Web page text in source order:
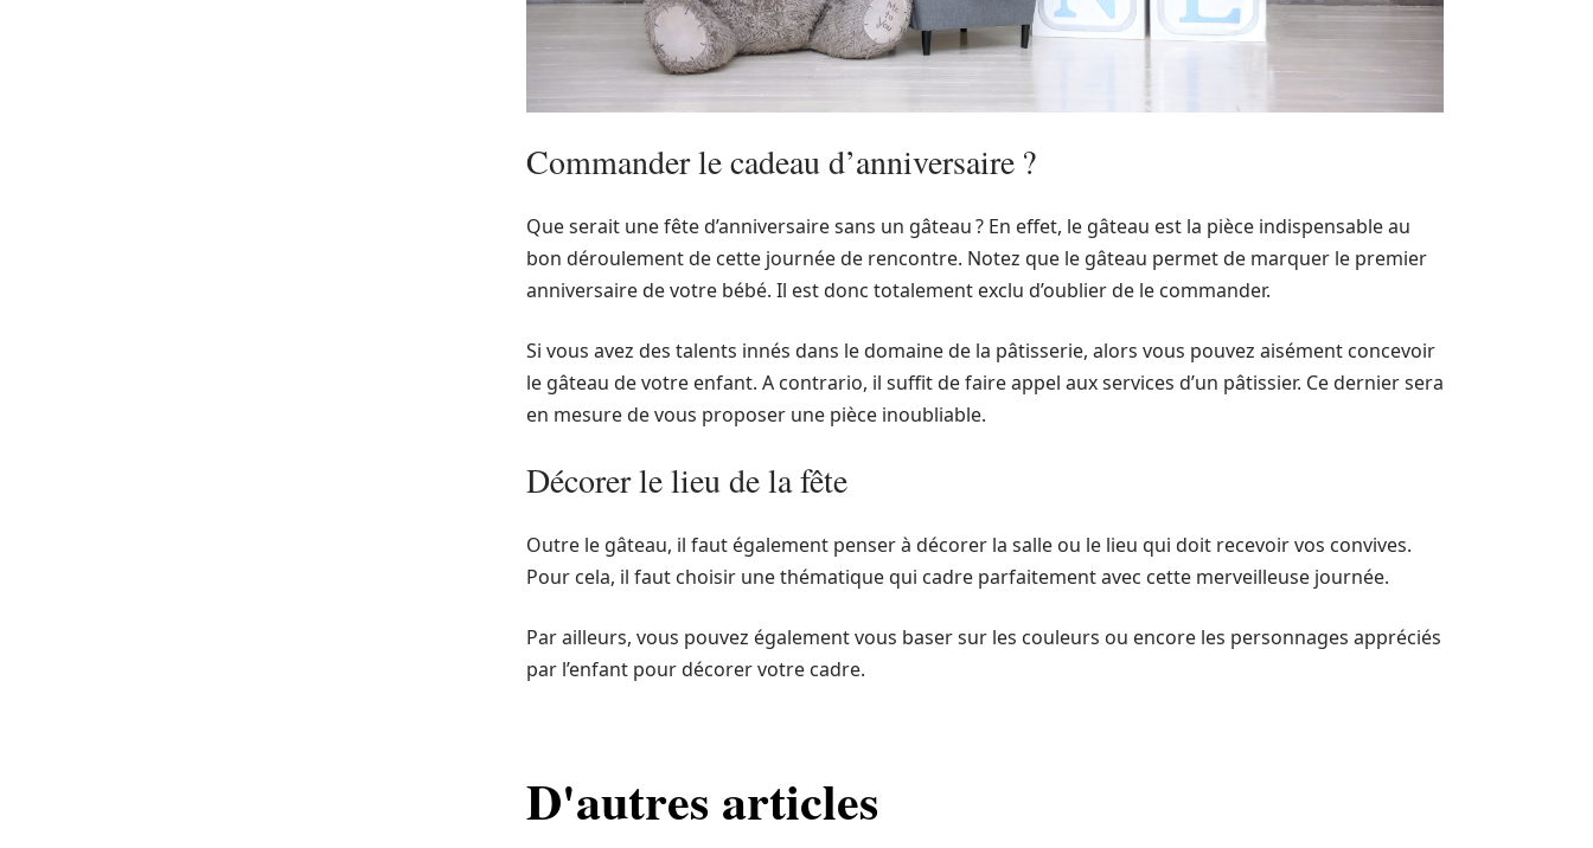
Commander le cadeau d’anniversaire ?
Que serait une fête d’anniversaire sans un gâteau ? En effet, le gâteau est la pièce indispensable au
bon déroulement de cette journée de rencontre. Notez que le gâteau permet de marquer le premier
anniversaire de votre bébé. Il est donc totalement exclu d’oublier de le commander.
Si vous avez des talents innés dans le domaine de la pâtisserie, alors vous pouvez aisément concevoir
le gâteau de votre enfant. A contrario, il suffit de faire appel aux services d’un pâtissier. Ce dernier sera
en mesure de vous proposer une pièce inoubliable.
Décorer le lieu de la fête
Outre le gâteau, il faut également penser à décorer la salle ou le lieu qui doit recevoir vos convives.
Pour cela, il faut choisir une thématique qui cadre parfaitement avec cette merveilleuse journée.
Par ailleurs, vous pouvez également vous baser sur les couleurs ou encore les personnages appréciés
par l’enfant pour décorer votre cadre.
D'autres articles